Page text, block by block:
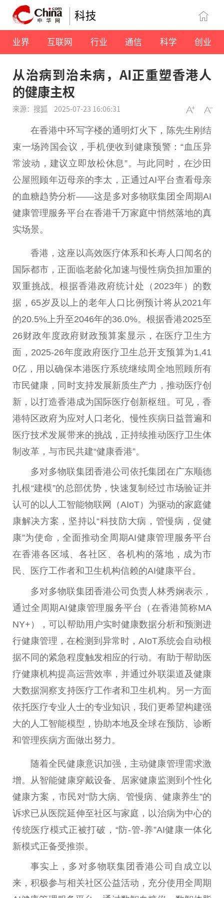
科技
业界 互联网 行业 通信 科学 创业
从治病到治未病，AI正重塑香港人
的健康主权
来源：搜狐 2025-07-23 16:06:31
在香港中环写字楼的通明灯火下，陈先生刚结
束一场跨国会议，手机便收到健康预警：“血压异
常波动，建议立即放松休息”。与此同时，在沙田
公屋照顾年迈母亲的李太，正通过AI平台查看母亲
的血糖趋势分析——这是多对多物联集团全周期AI
健康管理服务平台在香港千万家庭中悄然落地的真
实场景。
香港 ，这座以高效医疗体系和长寿 人口 闻名的
国际都市，正面临老龄化加速与慢性病负担加重的
双重挑战。根据香港政府统计处（2023年）的数
据，65岁及以上的老年人口 比例预计将从2021年
的20.5%上升至2046年的36.0%。根据香港2025至
26财政年度政府财政预算案显示，在医疗卫生方
面，2025-26年度政府 医疗卫生总开支预算为1,41
0亿，用以确保本港医疗系统继续周全地照顾所有
市民健康，同时支持发展新质生产力，推动医疗创
新，以打造香港成为国际医疗创新枢纽。可见，香
港特区政府为应对人口老化、慢性疾病日益普遍和
医疗技术发展带来的挑战，正持续推动医疗卫生体
制改革，与市民共建“健康香港”。
多对多物联集团香港公司依托集团在广东顺德
扎根“建模”的总部优势，快速复制经过市场验证并
认可的以人工智能物联网（AIoT）为驱动的家庭健
康解决方案，坚持以“科技防大病，管慢病，促健
康”为使命 ，全面推动全周期AI健康管理服务平台
在香港各区域、各社区、各机构的落地，成为市
民、医疗工作者和卫生机构信赖的AI健康平台 。
多对多物联集团香港公司负责人林秀娴表示，
通过全周期AI健康管理服务平台 （在香港简称MA
NY+），可以帮助用户实时健康数据分析和预测进
行健康管理，在检测到异常时，AIoT系统会自动根
据不同的紧急程度触发相应的行动。有助于帮助医
疗健康机构提高运营效率，并通过外联渠道及健康
大数据洞察支持医疗工作者和卫生机构。另一方面
依托医疗专业人士的专业知识，我们更希望构建强
大的人工智能模型，协助本地及全球在预防、诊断
和管理疾病方面做出努力。
随着全民健康意识加强，主动健康管理需求激
增。从智能健康穿戴设备、居家健康监测到个性化
健康方案，市民对“防大病、管慢病、健康养生”的
诉求已从医院延伸至社区与家庭，以治病为中心的
传统医疗模式正被打破，“防-管-养”AI健康一体化
新模式正备受推崇。
事实上，多对多物联集团香港公司自成立以
来，积极参与相关社区公益活动，充分使用全周期